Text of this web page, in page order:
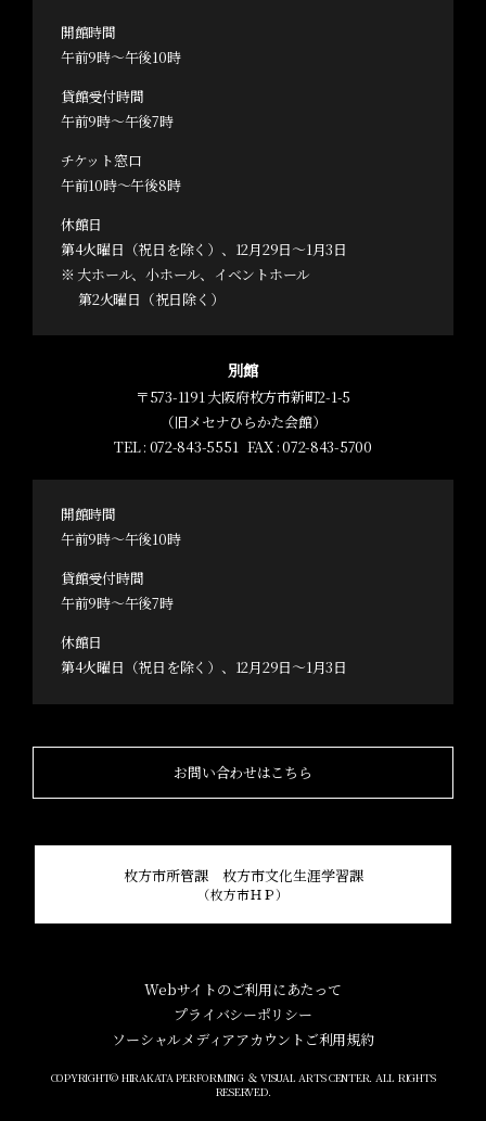
開館時間
午前9時～午後10時
貸館受付時間
午前9時～午後7時
チケット窓口
午前10時～午後8時
休館日
第4火曜日（祝日を除く）、12月29日～1月3日
※ 大ホール、小ホール、イベントホール
第2火曜日（祝日除く）
別館
〒573-1191 大阪府枚方市新町2-1-5
（旧メセナひらかた会館）
TEL : 072-843-5551 FAX : 072-843-5700
開館時間
午前9時～午後10時
貸館受付時間
午前9時～午後7時
休館日
第4火曜日（祝日を除く）、12月29日～1月3日
お問い合わせはこちら
枚方市所管課 枚方市文化生涯学習課
（枚方市ＨＰ）
Webサイトのご利用にあたって
プライバシーポリシー
ソーシャルメディアアカウントご利用規約
COPYRIGHT© HIRAKATA PERFORMING ＆ VISUAL ARTS CENTER. ALL RIGHTS
RESERVED.